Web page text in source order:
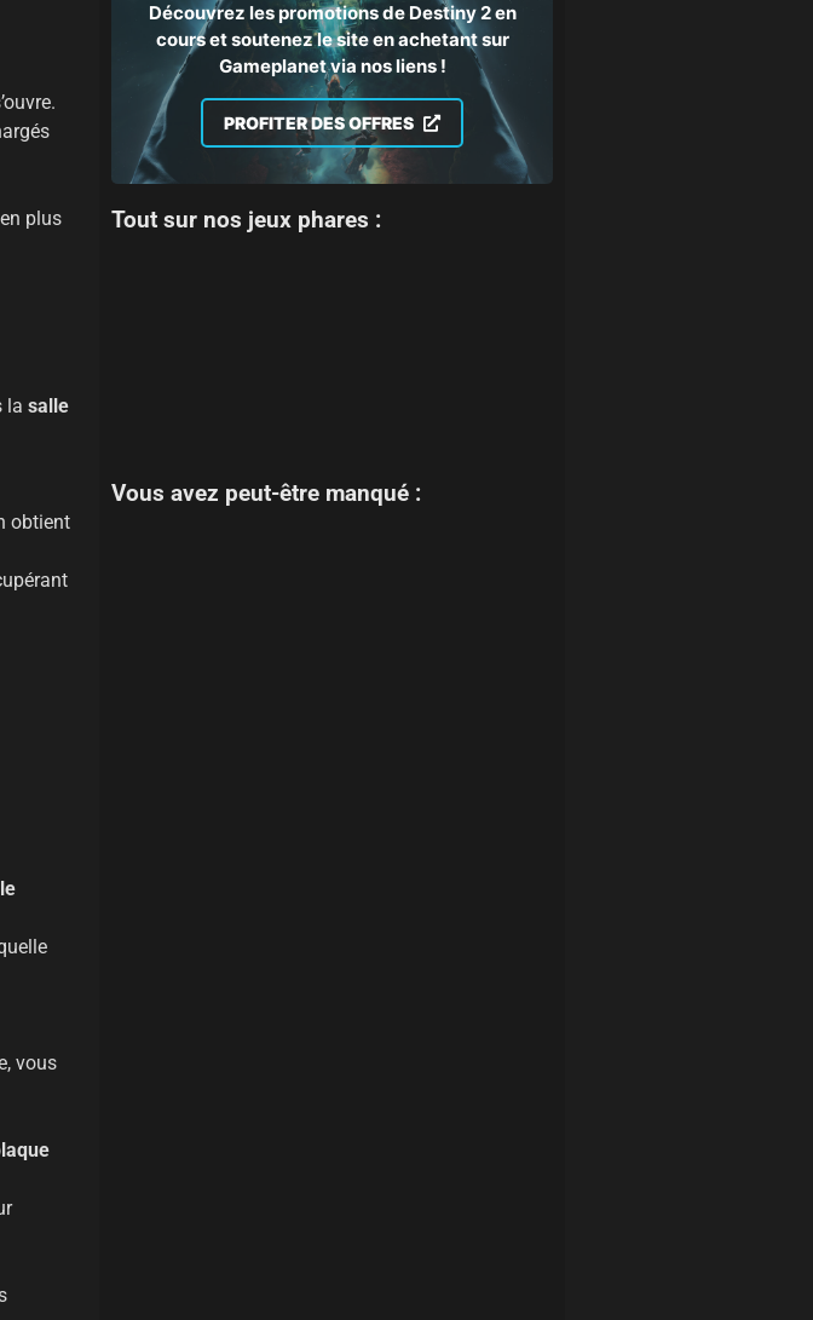
plus
la salle
obtient
vous
Découvrez les promotions de Destiny 2 en
cours et soutenez le site en achetant sur
Gameplanet via nos liens !
PROFITER DES OFFRES
Tout sur nos jeux phares :
Vous avez peut-être manqué :